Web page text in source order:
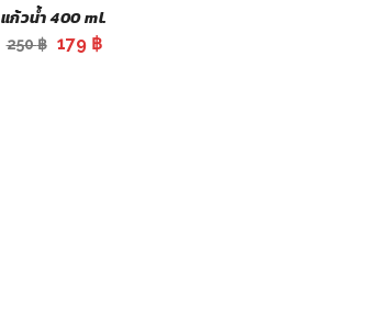
แก้วน้ำ 400 ml.
250฿ Original
179 ฿Current